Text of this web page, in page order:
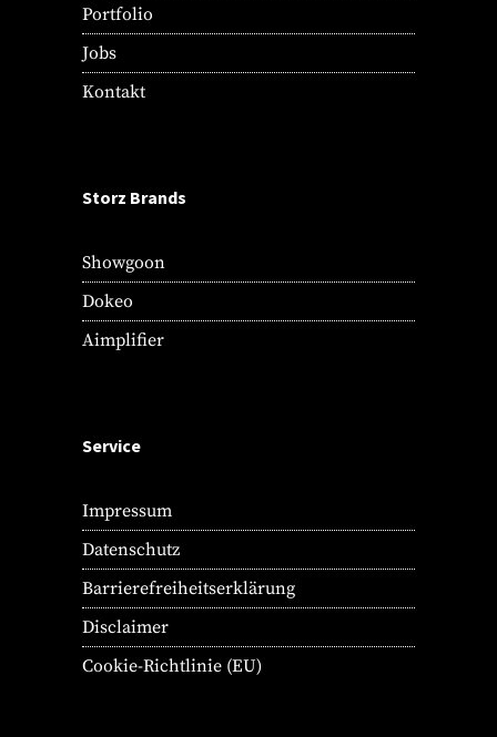
Portfolio
Jobs
Kontakt
Storz Brands
Showgoon
Dokeo
Aimplifier
Service
Impressum
Datenschutz
Barrierefreiheitserklärung
Disclaimer
Cookie-Richtlinie (EU)